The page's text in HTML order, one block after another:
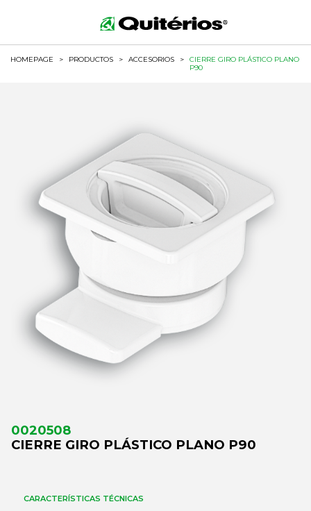
HOMEPAGE > PRODUCTOS > ACCESORIOS >
CIERRE GIRO PLÁSTICO PLANO
P90
0020508
CIERRE GIRO PLÁSTICO PLANO P90
CARACTERÍSTICAS TÉCNICAS